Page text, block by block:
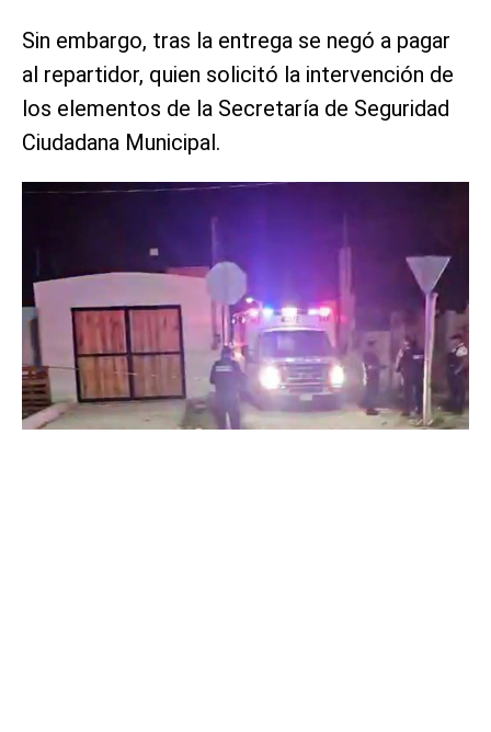
Sin embargo, tras la entrega se negó a pagar
al repartidor, quien solicitó la intervención de
los elementos de la Secretaría de Seguridad
Ciudadana Municipal.